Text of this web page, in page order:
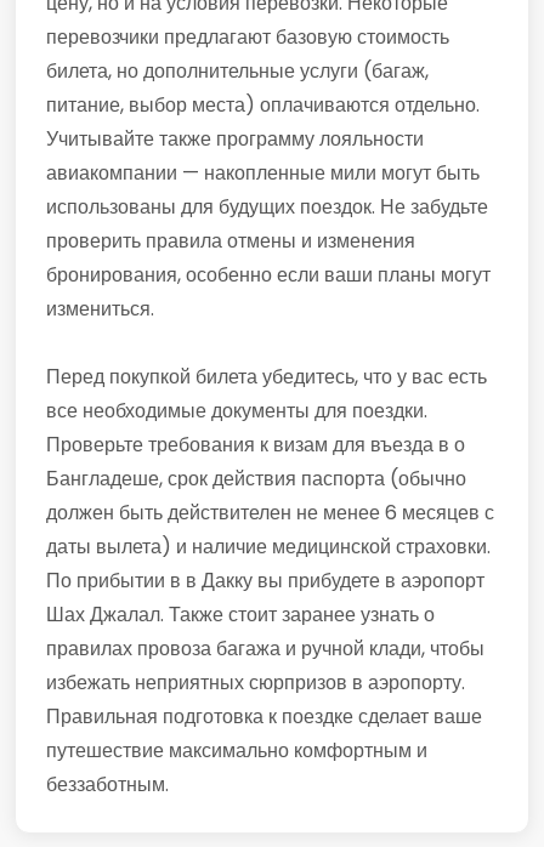
перевозчики предлагают базовую стоимость
билета, но дополнительные услуги (багаж,
питание, выбор места) оплачиваются отдельно.
Учитывайте также программу лояльности
авиакомпании — накопленные мили могут быть
использованы для будущих поездок. Не забудьте
проверить правила отмены и изменения
бронирования, особенно если ваши планы могут
измениться.
Перед покупкой билета убедитесь, что у вас есть
все необходимые документы для поездки.
Проверьте требования к визам для въезда в о
Бангладеше, срок действия паспорта (обычно
должен быть действителен не менее 6 месяцев с
даты вылета) и наличие медицинской страховки.
По прибытии в в Дакку вы прибудете в аэропорт
Шах Джалал. Также стоит заранее узнать о
правилах провоза багажа и ручной клади, чтобы
избежать неприятных сюрпризов в аэропорту.
Правильная подготовка к поездке сделает ваше
путешествие максимально комфортным и
беззаботным.